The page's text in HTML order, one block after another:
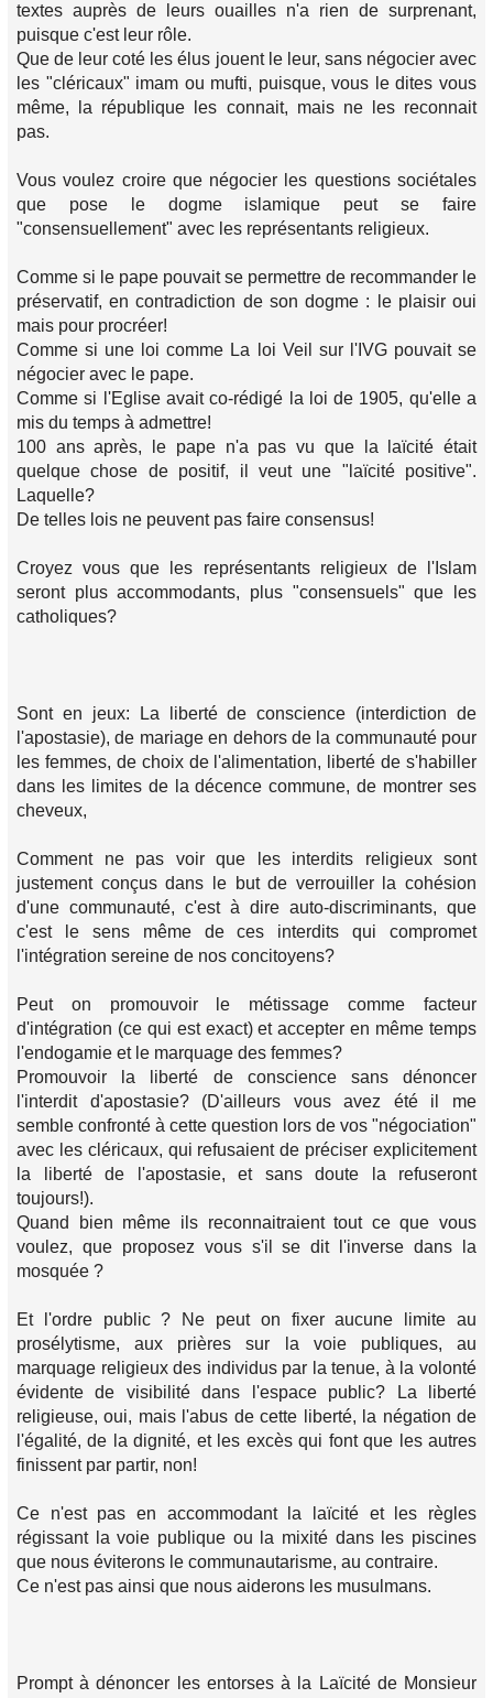
textes auprès de leurs ouailles n'a rien de surprenant,
puisque c'est leur rôle.
Que de leur coté les élus jouent le leur, sans négocier avec
les "cléricaux" imam ou mufti, puisque, vous le dites vous
même, la république les connait, mais ne les reconnait
pas.
Vous voulez croire que négocier les questions sociétales
que pose le dogme islamique peut se faire
"consensuellement" avec les représentants religieux.
Comme si le pape pouvait se permettre de recommander le
préservatif, en contradiction de son dogme : le plaisir oui
mais pour procréer!
Comme si une loi comme La loi Veil sur l'IVG pouvait se
négocier avec le pape.
Comme si l'Eglise avait co-rédigé la loi de 1905, qu'elle a
mis du temps à admettre!
100 ans après, le pape n'a pas vu que la laïcité était
quelque chose de positif, il veut une "laïcité positive".
Laquelle?
De telles lois ne peuvent pas faire consensus!
Croyez vous que les représentants religieux de l'Islam
seront plus accommodants, plus "consensuels" que les
catholiques?
Sont en jeux: La liberté de conscience (interdiction de
l'apostasie), de mariage en dehors de la communauté pour
les femmes, de choix de l'alimentation, liberté de s'habiller
dans les limites de la décence commune, de montrer ses
cheveux,
Comment ne pas voir que les interdits religieux sont
justement conçus dans le but de verrouiller la cohésion
d'une communauté, c'est à dire auto-discriminants, que
c'est le sens même de ces interdits qui compromet
l'intégration sereine de nos concitoyens?
Peut on promouvoir le métissage comme facteur
d'intégration (ce qui est exact) et accepter en même temps
l'endogamie et le marquage des femmes?
Promouvoir la liberté de conscience sans dénoncer
l'interdit d'apostasie? (D'ailleurs vous avez été il me
semble confronté à cette question lors de vos "négociation"
avec les cléricaux, qui refusaient de préciser explicitement
la liberté de l'apostasie, et sans doute la refuseront
toujours!).
Quand bien même ils reconnaitraient tout ce que vous
voulez, que proposez vous s'il se dit l'inverse dans la
mosquée ?
Et l'ordre public ? Ne peut on fixer aucune limite au
prosélytisme, aux prières sur la voie publiques, au
marquage religieux des individus par la tenue, à la volonté
évidente de visibilité dans l'espace public? La liberté
religieuse, oui, mais l'abus de cette liberté, la négation de
l'égalité, de la dignité, et les excès qui font que les autres
finissent par partir, non!
Ce n'est pas en accommodant la laïcité et les règles
régissant la voie publique ou la mixité dans les piscines
que nous éviterons le communautarisme, au contraire.
Ce n'est pas ainsi que nous aiderons les musulmans.
Prompt à dénoncer les entorses à la Laïcité de Monsieur